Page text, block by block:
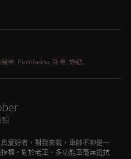
車, Pininfarina, 新車, 通勤,
愛好者，對我來說，車帥不帥是一
標。對於老車、多功能車毫無抵抗